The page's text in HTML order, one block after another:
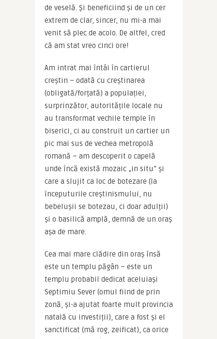
de veselă. Și beneficiind și de un cer
extrem de clar, sincer, nu mi-a mai
venit să plec de acolo. De altfel, cred
că am stat vreo cinci ore!
Am intrat mai întâi în cartierul
creștin – odată cu creștinarea
(obligată/forțată) a populației,
surprinzător, autoritățile locale nu
au transformat vechile temple în
biserici, ci au construit un cartier un
pic mai sus de vechea metropolă
romană – am descoperit o capelă
unde încă există mozaic „in situ” și
care a slujit ca loc de botezare (la
începuturile creștinismului, nu
bebelușii se botezau, ci doar adulții)
și o basilică amplă, demnă de un oraș
așa de mare.
Cea mai mare clădire din oraș însă
este un templu păgân – este un
templu probabil dedicat aceluiași
Septimiu Sever (omul fiind de prin
zonă, și-a ajutat foarte mult provincia
natală cu investiții), care a fost și el
sanctificat (mă rog, zeificat), ca orice